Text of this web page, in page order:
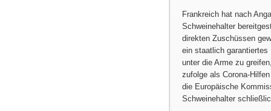
Frankreich hat nach
Schweinehalter
direkten Zuschüssen
ein staatlich garantiertes
unter die Arme zu
zufolge als Corona-
die Europäische
Schweinehalter